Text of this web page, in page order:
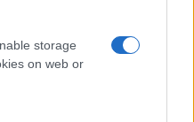
storage
on web or
ότι θα χρησιμοποιήσει
για την